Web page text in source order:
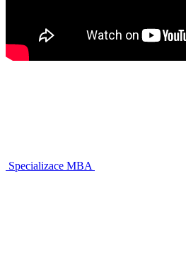
Specializace MBA